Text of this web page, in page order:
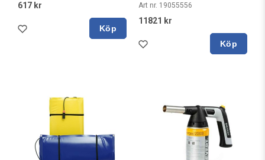
617 kr
Köp
Art nr. 19055556
11821 kr
Köp